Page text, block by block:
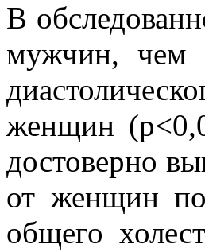
В
мужчин, чем
женщин
достоверно
от женщин по
общего